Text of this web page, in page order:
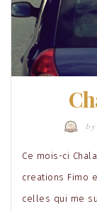
by
Ce mois-ci
creations Fimo
celles qui me